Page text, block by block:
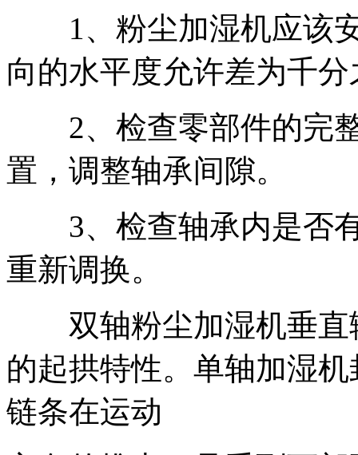
1、粉尘加湿机应该安
向的水平度允许差为千分
2、检查零部件的完整
置，调整轴承间隙。
3、检查轴承内是否有
重新调换。
双轴粉尘加湿机垂直
的起拱特性。单轴加湿
链条在运动